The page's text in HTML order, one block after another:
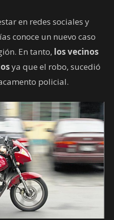
en redes sociales y
conoce un nuevo caso
En tanto, los vecinos
ya que el robo, sucedió
policial.